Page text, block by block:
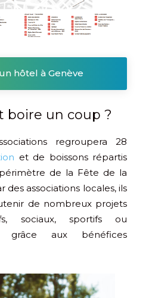
hôtel à Genève
boire un coup ?
regroupera 28
et de boissons répartis
de la Fête de la
des associations locales, ils
de nombreux projets
sociaux, sportifs ou
grâce aux bénéfices